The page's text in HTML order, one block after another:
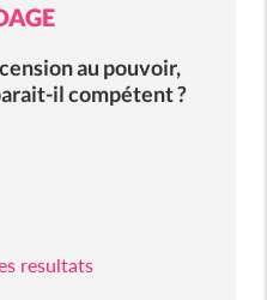
au pouvoir,
il compétent ?
resultats